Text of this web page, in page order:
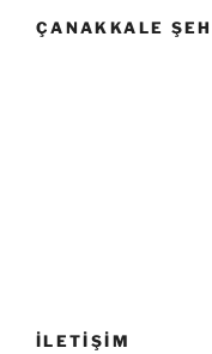
ÇANAKKALE
İLETİŞİM